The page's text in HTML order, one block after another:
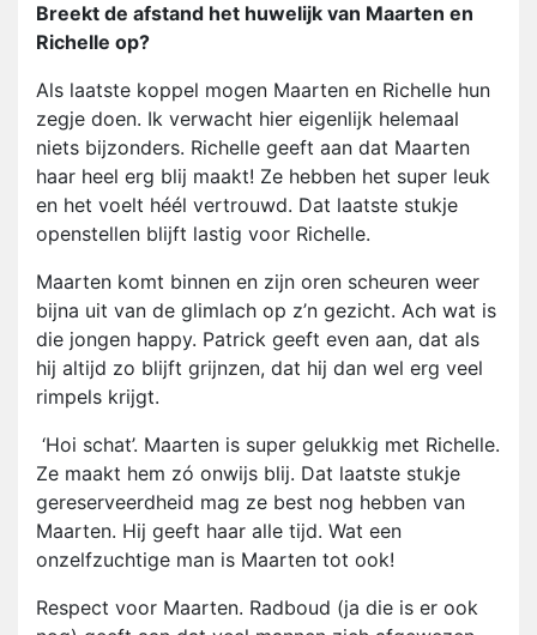
Breekt de afstand het huwelijk van Maarten en
Richelle op?
Als laatste koppel mogen Maarten en Richelle hun
zegje doen. Ik verwacht hier eigenlijk helemaal
niets bijzonders. Richelle geeft aan dat Maarten
haar heel erg blij maakt! Ze hebben het super leuk
en het voelt héél vertrouwd. Dat laatste stukje
openstellen blijft lastig voor Richelle.
Maarten komt binnen en zijn oren scheuren weer
bijna uit van de glimlach op z’n gezicht. Ach wat is
die jongen happy. Patrick geeft even aan, dat als
hij altijd zo blijft grijnzen, dat hij dan wel erg veel
rimpels krijgt.
‘Hoi schat’. Maarten is super gelukkig met Richelle.
Ze maakt hem zó onwijs blij. Dat laatste stukje
gereserveerdheid mag ze best nog hebben van
Maarten. Hij geeft haar alle tijd. Wat een
onzelfzuchtige man is Maarten tot ook!
Respect voor Maarten. Radboud (ja die is er ook